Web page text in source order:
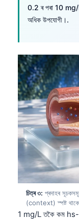
0.2 ৰ পৰা 10 mg/
অধিক উপযোগী।.
চিত্ৰ ৩: প্ৰদাহৰ
(context) স্পষ্ট
1 mg/L তকৈ কম hs-